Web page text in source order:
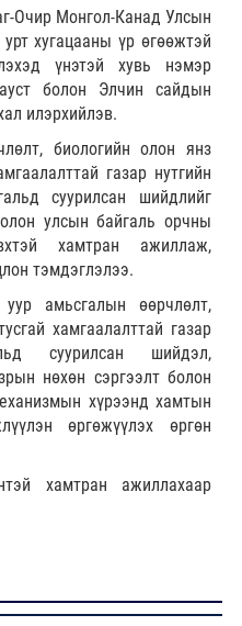
Очир Монгол-Канад Улсын
хугацааны үр өгөөжтэй
үнэтэй хувь нэмэр
болон Элчин сайдын
илэрхийлэв.
биологийн олон янз
газар нутгийн
суурилсан шийдлийг
улсын байгаль орчны
хамтран ажиллаж,
тэмдэглэлээ.
амьсгалын өөрчлөлт,
хамгаалалттай газар
суурилсан шийдэл,
нөхөн сэргээлт болон
хүрээнд хамтын
өргөжүүлэх өргөн
хамтран ажиллахаар